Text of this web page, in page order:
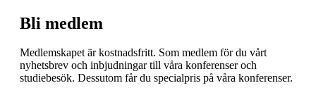
Bli medlem
Medlemskapet är kostnadsfritt. Som medlem för du vårt
nyhetsbrev och inbjudningar till våra konferenser och
studiebesök. Dessutom får du specialpris på våra konferenser.